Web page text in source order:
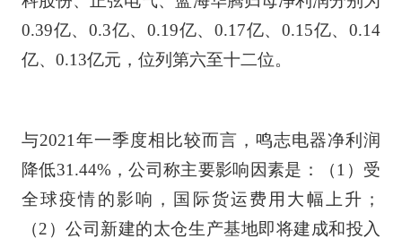
0.39亿、0.3亿、0.19亿、0.17亿、0.15亿、0.14
亿、0.13亿元，位列第六至十二位。
与2021年一季度相比较而言，鸣志电器净利润
降低31.44%，公司称主要影响因素是：（1）受
全球疫情的影响，国际货运费用大幅上升；
（2）公司新建的太仓生产基地即将建成和投入